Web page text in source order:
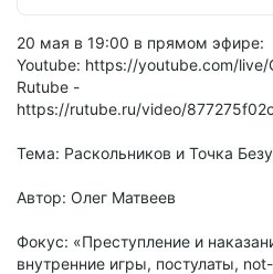
20 мая в 19:00 в прямом эфире:
Youtube: https://youtube.com/live/
Rutube -
https://rutube.ru/video/
Тема: Раскольников и Точка
Автор: Олег Матвеев
Фокус: «Преступление и
внутренние игры, постулаты,